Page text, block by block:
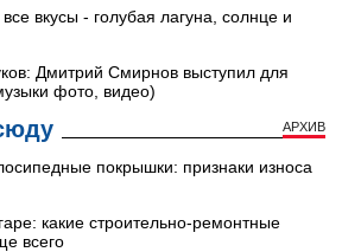
вкусы - голубая лагуна, солнце и
Дмитрий Смирнов выступил для
фото, видео)
АРХИВ
покрышки: признаки износа
какие строительно-ремонтные
всего